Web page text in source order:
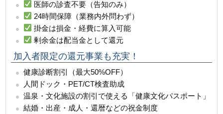
医師の診査不要（告知のみ）
24時間保障（業務内外問わず）
掛金は損金・経費に算入可能
剰余金は配当金として還元
加入者限定の還元事業も充実！
健康診断割引（最大50%OFF）
人間ドック・PET/CT検査助成
温泉・文化施設の割引で使える「健康文化パスポート」
結婚・出産・成人・還暦などの祝金制度